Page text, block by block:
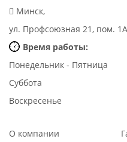
Минск,
ул. Профсоюзная 21, пом. 1А
Время работы:
Понедельник - Пятница
Суббота
Воскресенье
О компании